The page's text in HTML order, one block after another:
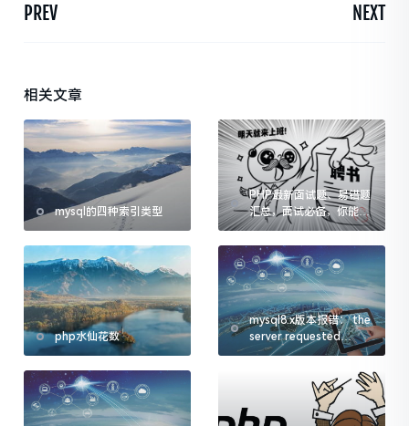
PREV NEXT
相关文章
mysql的四种索引类型
PHP最新面试题、易错题
汇总，面试必备，你能答
对几道？
php水仙花数
mysql8.x版本报错： the
server requested
authentication